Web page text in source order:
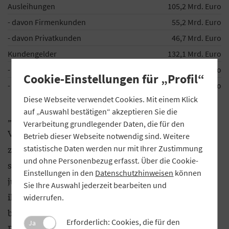
Ausleihungen
105,2 Mrd. Euro
- davon Firmenkunden
55,2 Mrd. Euro
- davon Privatkunden
46,7 Mrd. Euro
Kundengelder
132,1 Mrd. Euro
- davon Firmenkunden
34,6 Mrd. Euro
- davon Privatkunden
87,7 Mrd. Euro
„Die erste Jahreshälfte ist für die bayerischen
Volksbanken und Raiffeisenbanken
zufriedenstellend verlaufen“, stellte Gros fest. Und
so überrascht es nicht, dass die Institute bei der
jüngsten GVB-Konjunkturumfrage zur Jahresmitte
ihre Lage fast ausnahmslos (99 Prozent) positiv
beurteilen. Die von der EZB gesetzten
Cookie-Einstellungen für „Profil“
Diese Webseite verwendet Cookies. Mit einem Klick
auf „Auswahl bestätigen“ akzeptieren Sie die
Verarbeitung grundlegender Daten, die für den
Betrieb dieser Webseite notwendig sind. Weitere
statistische Daten werden nur mit Ihrer Zustimmung
und ohne Personenbezug erfasst. Über die Cookie-
Einstellungen in den Datenschutzhinweisen können
Sie Ihre Auswahl jederzeit bearbeiten und
widerrufen.
Ja
Erforderlich: Cookies, die für den